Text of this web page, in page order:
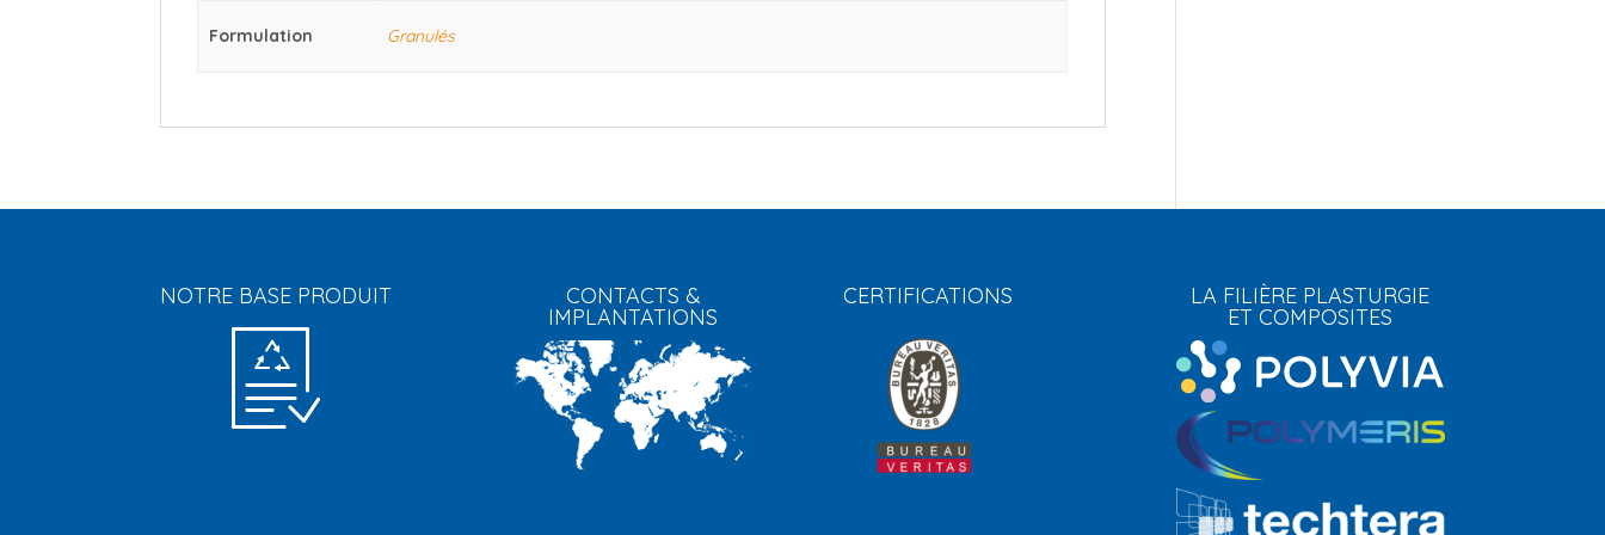
Formulation Granulés
NOTRE BASE PRODUIT CONTACTS &
IMPLANTATIONS
CERTIFICATIONS LA FILIÈRE PLASTURGIE
ET COMPOSITES